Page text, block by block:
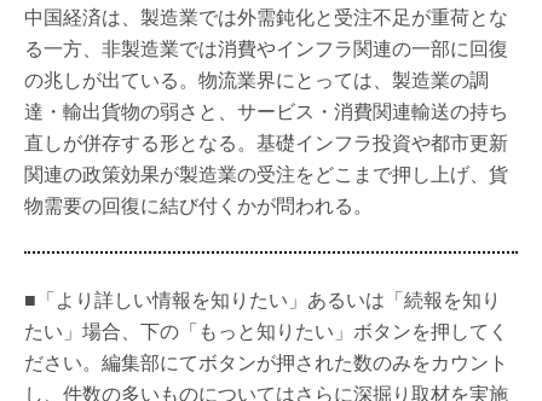
中国経済は、製造業では外需鈍化と受注不足が重荷とな
る一方、非製造業では消費やインフラ関連の一部に回復
の兆しが出ている。物流業界にとっては、製造業の調
達・輸出貨物の弱さと、サービス・消費関連輸送の持ち
直しが併存する形となる。基礎インフラ投資や都市更新
関連の政策効果が製造業の受注をどこまで押し上げ、貨
物需要の回復に結び付くかが問われる。
■「より詳しい情報を知りたい」あるいは「続報を知り
たい」場合、下の「もっと知りたい」ボタンを押してく
ださい。編集部にてボタンが押された数のみをカウント
し、件数の多いものについてはさらに深掘り取材を実施